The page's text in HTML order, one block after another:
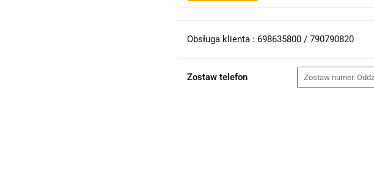
Obsługa klienta : 698635800 / 790790820
Zostaw telefon